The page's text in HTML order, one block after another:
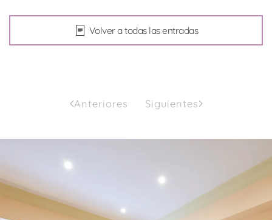
Volver a todas las entradas
Anteriores Siguientes